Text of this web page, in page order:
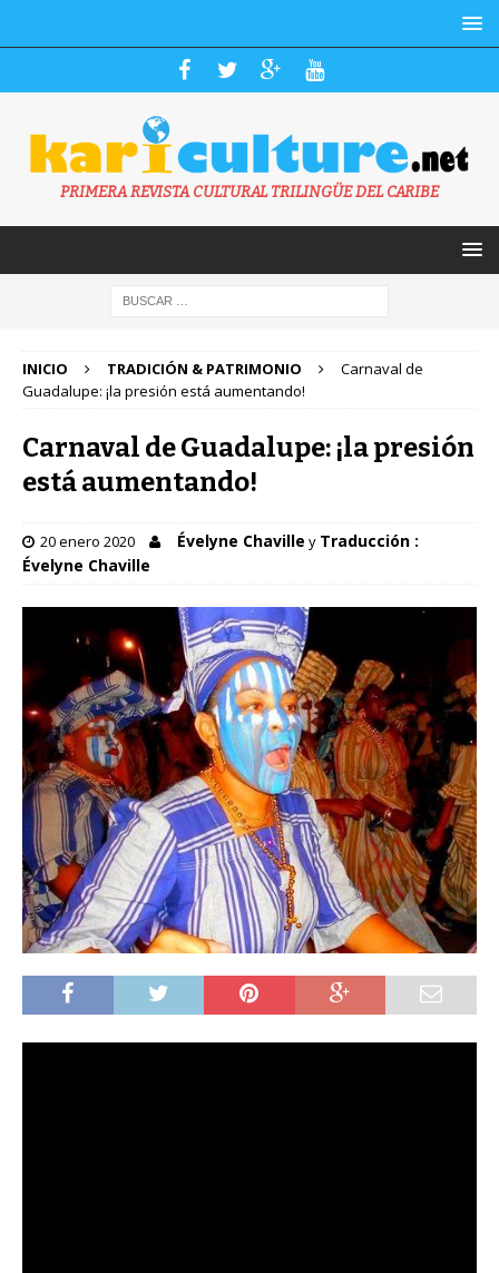
PRIMERA REVISTA CULTURAL TRILINGÜE DEL CARIBE
INICIO TRADICIÓN & PATRIMONIO
Carnaval de
Guadalupe: ¡la presión está aumentando!
Carnaval de Guadalupe: ¡la presión
está aumentando!
20 enero 2020 Évelyne Chaville y Traducción :
Évelyne Chaville